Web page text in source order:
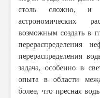
столь сложно, и
астрономических
возможным создать в
перераспределения
перераспределения
задача, особенно в
опыта в области
более, что пресная